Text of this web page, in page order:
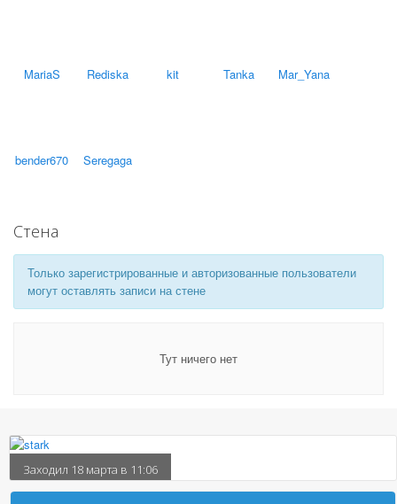
MariaS Rediska kit Tanka Mar_Yana
bender670 Seregaga
Стена
Только зарегистрированные и авторизованные пользователи
могут оставлять записи на стене
Тут ничего нет
Заходил 18 марта в 11:06